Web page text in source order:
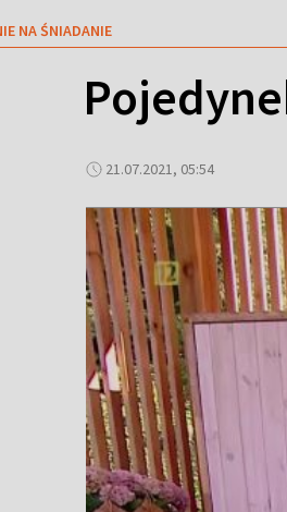
NA ŚNIADANIE
21.07.2021, 05:54